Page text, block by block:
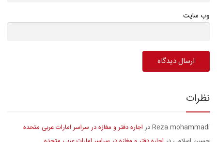
وب سایت
نظرات
Reza mohammadiدر اجاره دفتر و مغازه در سراسر امارات عربی متحده